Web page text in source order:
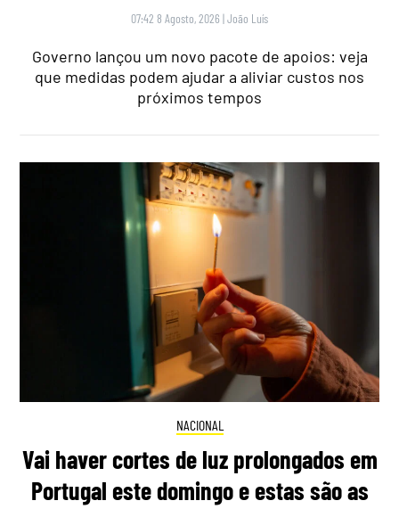
07:42 8 Agosto, 2026 |João Luís
Governo lançou um novo pacote de apoios: veja
que medidas podem ajudar a aliviar custos nos
próximos tempos
NACIONAL
Vai haver cortes de luz prolongados em
Portugal este domingo e estas são as